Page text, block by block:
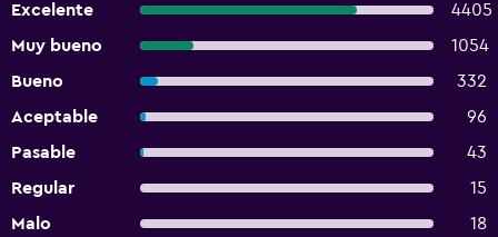
Excelente
4405
Muy bueno
1054
Bueno
332
Aceptable
96
Pasable
43
Regular
15
Malo
18